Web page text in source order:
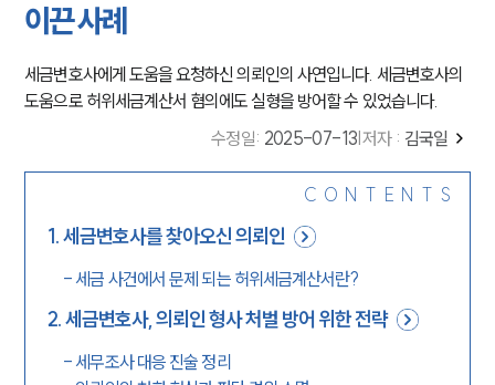
이끈 사례
세금변호사에게 도움을 요청하신 의뢰인의 사연입니다. 세금변호사의
도움으로 허위세금계산서 혐의에도 실형을 방어할 수 있었습니다.
수정일: 2025-07-13 저자 : 김국일
CONTENTS
1.세금변호사를 찾아오신 의뢰인
- 세금 사건에서 문제 되는 허위세금계산서란?
2.세금변호사, 의뢰인 형사 처벌 방어 위한 전략
- 세무조사 대응 진술 정리